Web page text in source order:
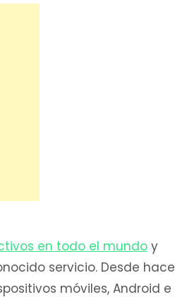
en todo el mundo y
servicio. Desde hace
móviles, Android e